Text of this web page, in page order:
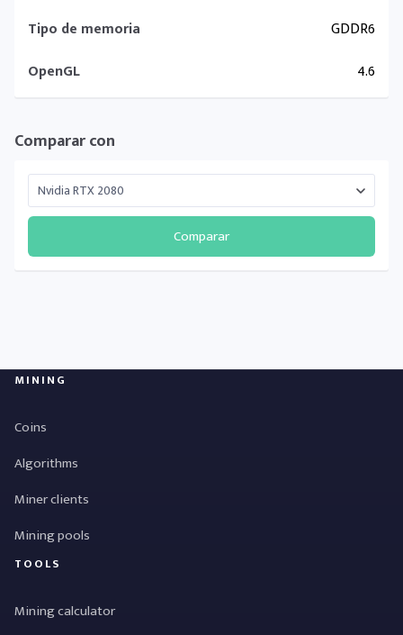
Tipo de memoria
GDDR6
OpenGL
4.6
Comparar con
Comparar
MINING
Coins
Algorithms
Miner clients
Mining pools
TOOLS
Mining calculator